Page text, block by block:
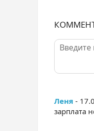
Леня -
зарплата